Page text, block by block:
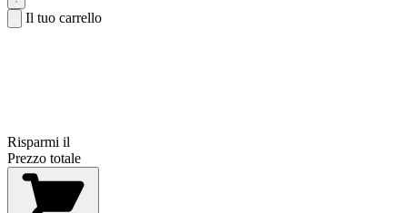
Il tuo carrello
Risparmi il
Prezzo totale